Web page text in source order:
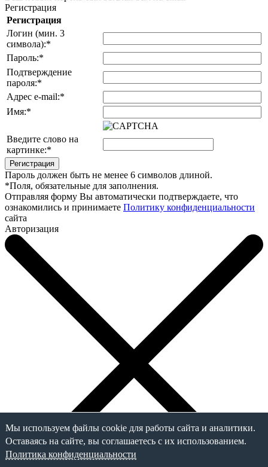
Регистрация
Регистрация
Логин (мин. 3
символа):*
Пароль:*
Подтверждение
пароля:*
Адрес e-mail:*
Имя:*
Введите слово на
картинке:*
Пароль должен быть не менее 6 символов длиной.
*Поля, обязательные для заполнения.
Отправляя форму Вы автоматически подтверждаете, что
ознакомились и принимаете Политику конфиденциальности
сайта
Авторизация
Мы используем файлы cookie для работы сайта и аналитики.
Оставаясь на сайте, вы соглашаетесь с их использованием.
Политика конфиденциальности